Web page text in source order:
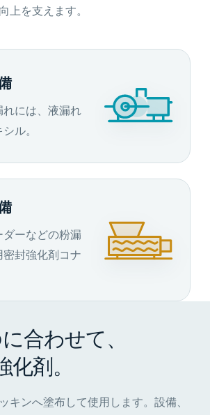
上を支えます。
れには、液漏れ
ル。
ダーなどの粉漏
封強化剤コナ
合わせて、
剤。
キンへ塗布して使用します。設備、